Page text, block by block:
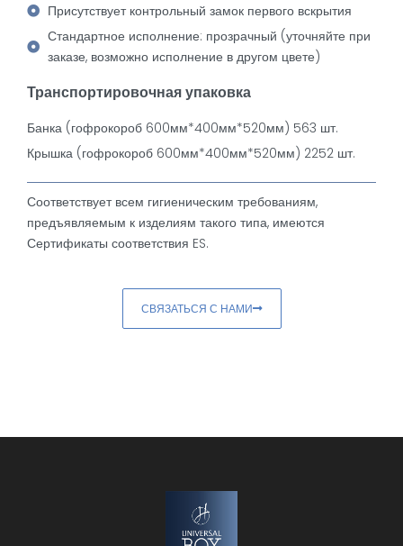
Присутствует контрольный замок первого вскрытия
Стандартное исполнение: прозрачный (уточняйте при
заказе, возможно исполнение в другом цвете)
Транспортировочная упаковка
Банка (гофрокороб 600мм*400мм*520мм) 563 шт.
Крышка (гофрокороб 600мм*400мм*520мм) 2252 шт.
Соответствует всем гигиеническим требованиям,
предъявляемым к изделиям такого типа, имеются
Сертификаты соответствия ES.
СВЯЗАТЬСЯ С НАМИ